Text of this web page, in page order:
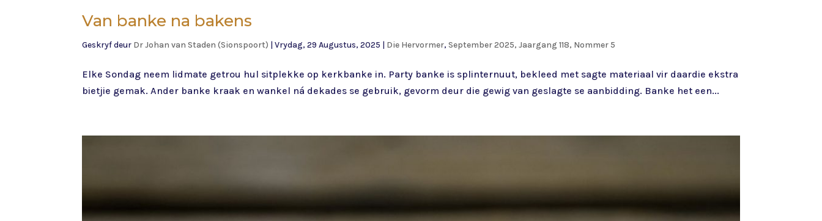
Van banke na bakens
Geskryf deur Dr Johan van Staden (Sionspoort) |Vrydag, 29 Augustus, 2025 Die Hervormer,September 2025, Jaargang 118, Nommer 5
Elke Sondag neem lidmate getrou hul sitplekke op kerkbanke in. Party banke is splinternuut, bekleed met sagte materiaal vir daardie ekstra
bietjie gemak. Ander banke kraak en wankel ná dekades se gebruik, gevorm deur die gewig van geslagte se aanbidding. Banke het een...